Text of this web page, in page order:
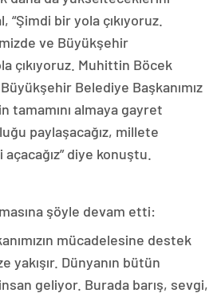
“Şimdi bir yola çıkıyoruz.
ve Büyükşehir
çıkıyoruz. Muhittin Böcek
Büyükşehir Belediye Başkanımız
tamamını almaya gayret
paylaşacağız, millete
diye konuştu.
şöyle devam etti:
mücadelesine destek
yakışır. Dünyanın bütün
geliyor. Burada barış, sevgi,